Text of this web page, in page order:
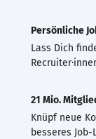
Persönliche
Lass Dich
21 Mio.
Knüpf neue
besseres Job-